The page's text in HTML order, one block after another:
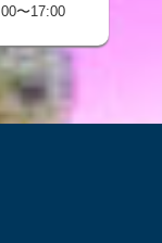
〜17:00